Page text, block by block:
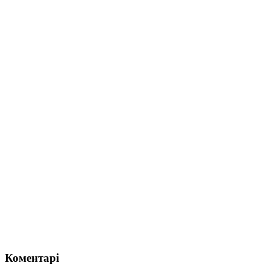
Коментарі